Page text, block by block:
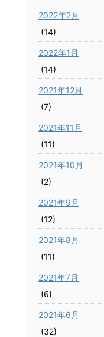
2022年2月
(14)
2022年1月
(14)
2021年12月
(7)
2021年11月
(11)
2021年10月
(2)
2021年9月
(12)
2021年8月
(11)
2021年7月
(6)
2021年6月
(32)